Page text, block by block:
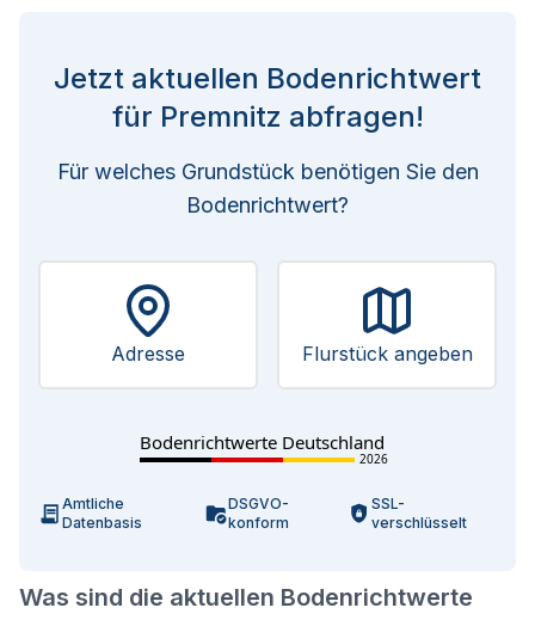
Was sind die aktuellen Bodenrichtwerte
Jetzt aktuellen Bodenrichtwert
für Premnitz abfragen!
Für welches Grundstück benötigen Sie den
Bodenrichtwert?
Adresse Flurstück angeben
Bodenrichtwerte Deutschland
2026
Amtliche
Datenbasis
DSGVO-
konform
SSL-
verschlüsselt